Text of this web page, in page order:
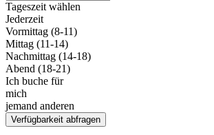
Tageszeit wählen
Jederzeit
Vormittag (8-11)
Mittag (11-14)
Nachmittag (14-18)
Abend (18-21)
Ich buche für
mich
jemand anderen
Verfügbarkeit abfragen